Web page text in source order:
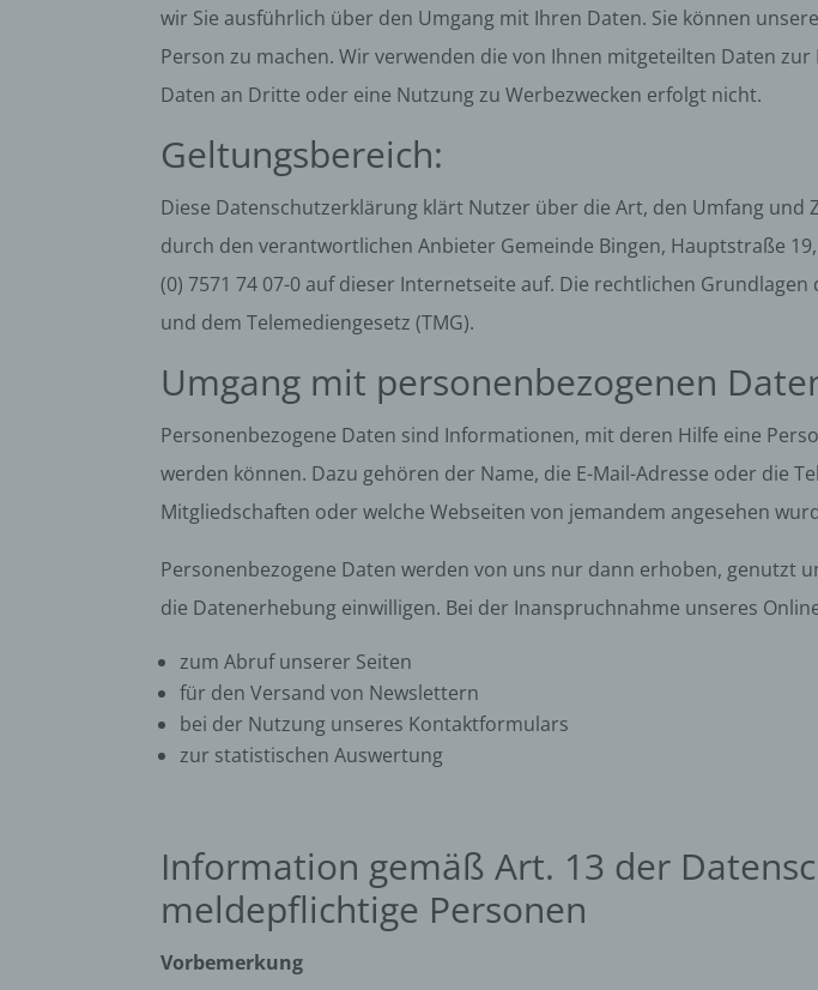
wir Sie ausführlich über den Umgang mit Ihren Daten. Sie können
Person zu machen. Wir verwenden die von Ihnen mitgeteilten Daten
Daten an Dritte oder eine Nutzung zu Werbezwecken erfolgt nicht.
Geltungsbereich:
Diese Datenschutzerklärung klärt Nutzer über die Art, den Umfang
durch den verantwortlichen Anbieter Gemeinde Bingen, Hauptstraße 19,
(0) 7571 74 07-0 auf dieser Internetseite auf. Die rechtlichen
und dem Telemediengesetz (TMG).
Umgang mit personenbezogenen
Personenbezogene Daten sind Informationen, mit deren Hilfe eine
werden können. Dazu gehören der Name, die E-Mail-Adresse oder die
Mitgliedschaften oder welche Webseiten von jemandem angesehen
Personenbezogene Daten werden von uns nur dann erhoben, genutzt
die Datenerhebung einwilligen. Bei der Inanspruchnahme unseres
zum Abruf unserer Seiten
für den Versand von Newslettern
bei der Nutzung unseres Kontaktformulars
zur statistischen Auswertung
Information gemäß Art. 13 der
meldepflichtige Personen
Vorbemerkung